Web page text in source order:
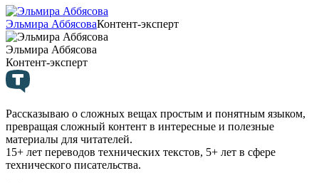
Эльмира АббясоваКонтент-эксперт
Эльмира Аббясова
Контент-эксперт
Рассказываю о сложных вещах простым и понятным языком,
превращая сложный контент в интересные и полезные
материалы для читателей.
15+ лет переводов технических текстов, 5+ лет в сфере
технического писательства.